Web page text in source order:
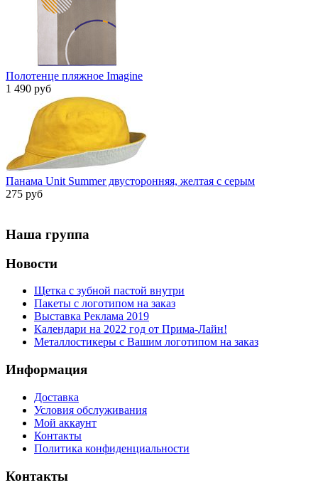
Полотенце пляжное Imagine
1 490 руб
Панама Unit Summer двусторонняя, желтая с серым
275 руб
Наша группа
Новости
Щетка с зубной пастой внутри
Пакеты с логотипом на заказ
Выставка Реклама 2019
Календари на 2022 год от Прима-Лайн!
Металлостикеры с Вашим логотипом на заказ
Информация
Доставка
Условия обслуживания
Мой аккаунт
Контакты
Политика конфиденциальности
Контакты